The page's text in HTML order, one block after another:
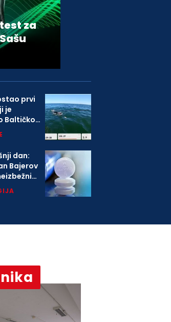
za
prvi
je
Baltičko
dan:
Bajerov